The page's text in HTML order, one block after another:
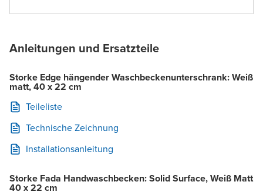
Anleitungen und Ersatzteile
Storke Edge hängender Waschbeckenunterschrank: Weiß
matt, 40 x 22 cm
Teileliste
Technische Zeichnung
Installationsanleitung
Storke Fada Handwaschbecken: Solid Surface, Weiß Matt
40 x 22 cm